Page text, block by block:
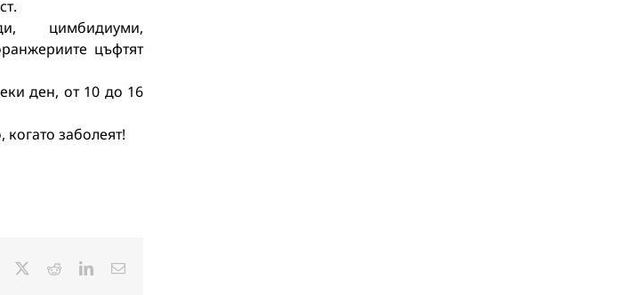
.
цимбидиуми,
цъфтят
ден, от 10 до 16
когато заболеят!
Facebook RedditLinkedInЕлектронна